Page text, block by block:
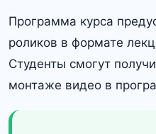
Программа курса
роликов в формате
Студенты смогут
монтаже видео в